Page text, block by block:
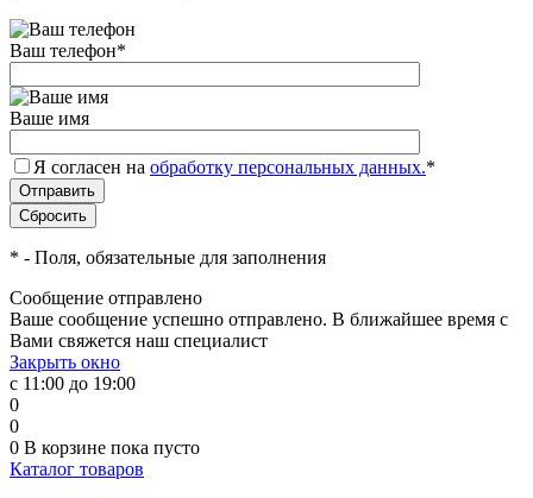
Ваш телефон*
Ваше имя
Я согласен на обработку персональных данных.*
* - Поля, обязательные для заполнения
Сообщение отправлено
Ваше сообщение успешно отправлено. В ближайшее время с
Вами свяжется наш специалист
Закрыть окно
с 11:00 до 19:00
0
0
0 В корзине пока пусто
Каталог товаров